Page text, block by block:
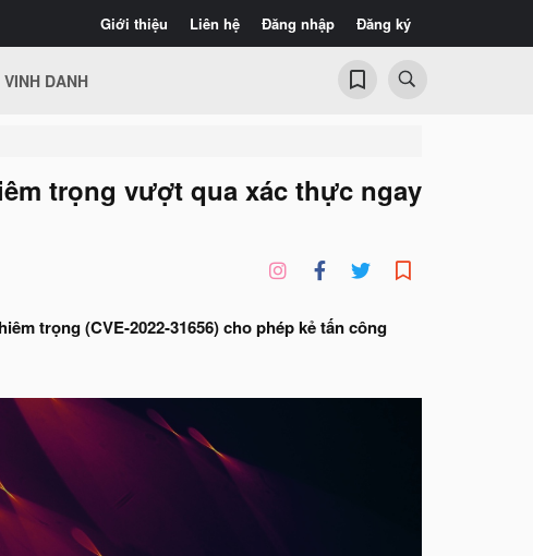
Giới thiệu Liên hệ Đăng nhập Đăng ký
VINH DANH
trọng vượt qua xác thực ngay
trọng (CVE-2022-31656) cho phép kẻ tấn công